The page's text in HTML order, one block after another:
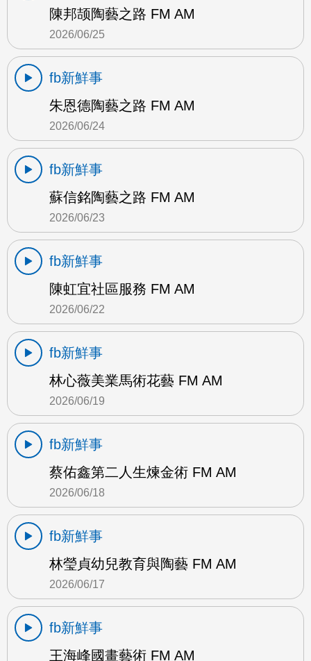
陳邦颉陶藝之路 FM AM
2026/06/25
fb新鮮事
朱恩德陶藝之路 FM AM
2026/06/24
fb新鮮事
蘇信銘陶藝之路 FM AM
2026/06/23
fb新鮮事
陳虹宜社區服務 FM AM
2026/06/22
fb新鮮事
林心薇美業馬術花藝 FM AM
2026/06/19
fb新鮮事
蔡佑鑫第二人生煉金術 FM AM
2026/06/18
fb新鮮事
林瑩貞幼兒教育與陶藝 FM AM
2026/06/17
fb新鮮事
王海峰國畫藝術 FM AM